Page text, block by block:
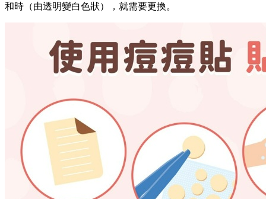
和時（由透明變白色狀），就需要更換。